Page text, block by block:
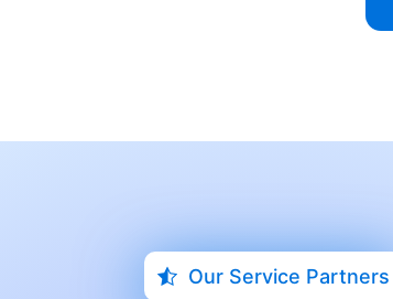
Our Service Partners